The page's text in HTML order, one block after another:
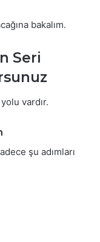
bakalım.
Seri
vardır.
şu adımları